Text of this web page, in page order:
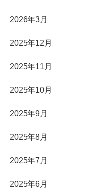
2026年3月
2025年12月
2025年11月
2025年10月
2025年9月
2025年8月
2025年7月
2025年6月